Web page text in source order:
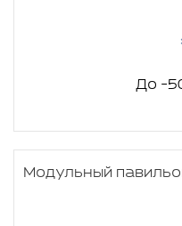
До -
Модульный